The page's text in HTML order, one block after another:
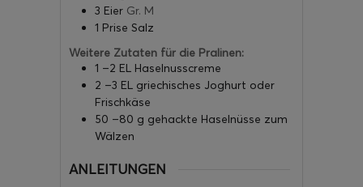
3 Eier Gr. M
1 Prise Salz
Weitere Zutaten für die Pralinen:
1 –2 EL Haselnusscreme
2 –3 EL griechisches Joghurt oder
Frischkäse
50 –80 g gehackte Haselnüsse zum
Wälzen
ANLEITUNGEN